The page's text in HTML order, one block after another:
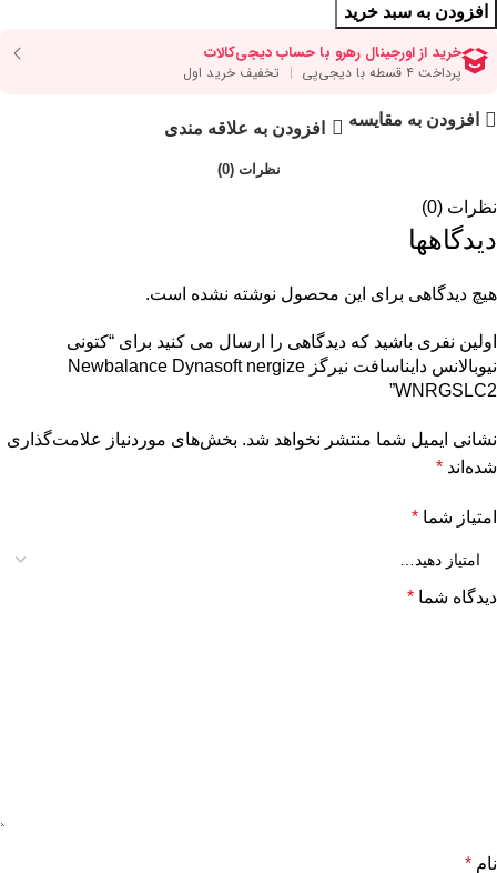
افزودن به سبد خرید
افزودن به مقایسه افزودن به علاقه مندی
نظرات (0)
نظرات (0)
دیدگاهها
هیچ دیدگاهی برای این محصول نوشته نشده است.
اولین نفری باشید که دیدگاهی را ارسال می کنید برای “کتونی
نیوبالانس دایناسافت نیرگز Newbalance Dynasoft nergize
WNRGSLC2”
نشانی ایمیل شما منتشر نخواهد شد. بخش‌های موردنیاز علامت‌گذاری
شده‌اند *
امتیاز شما *
دیدگاه شما *
نام *